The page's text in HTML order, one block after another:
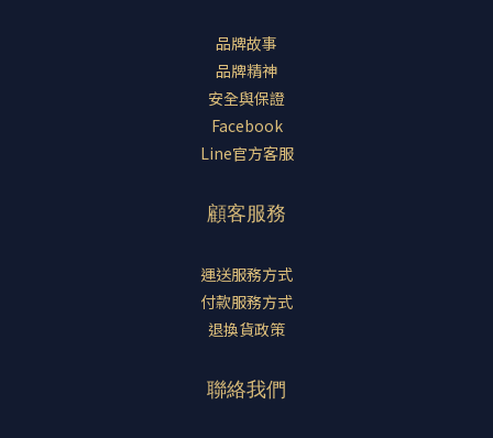
品牌故事
品牌精神
安全與保證
Facebook
Line官方客服
顧客服務
運送服務方式
付款服務方式
退換貨政策
聯絡我們